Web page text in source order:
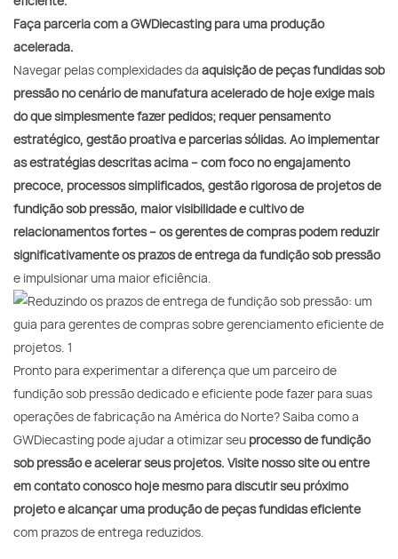
Faça parceria com a GWDiecasting para uma produção
acelerada.
Navegar pelas complexidades da aquisição de peças fundidas sob
pressão no cenário de manufatura acelerado de hoje exige mais
do que simplesmente fazer pedidos; requer pensamento
estratégico, gestão proativa e parcerias sólidas. Ao implementar
as estratégias descritas acima – com foco no engajamento
precoce, processos simplificados, gestão rigorosa de projetos de
fundição sob pressão, maior visibilidade e cultivo de
relacionamentos fortes – os gerentes de compras podem reduzir
significativamente os prazos de entrega da fundição sob pressão
e impulsionar uma maior eficiência.
Pronto para experimentar a diferença que um parceiro de
fundição sob pressão dedicado e eficiente pode fazer para suas
operações de fabricação na América do Norte? Saiba como a
GWDiecasting pode ajudar a otimizar seu processo de fundição
sob pressão e acelerar seus projetos. Visite nosso site ou entre
em contato conosco hoje mesmo para discutir seu próximo
projeto e alcançar uma produção de peças fundidas eficiente
com prazos de entrega reduzidos.